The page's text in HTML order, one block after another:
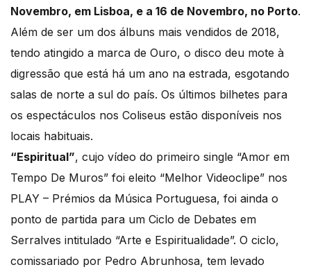
Novembro, em Lisboa, e a 16 de Novembro, no Porto.
Além de ser um dos álbuns mais vendidos de 2018,
tendo atingido a marca de Ouro, o disco deu mote à
digressão que está há um ano na estrada, esgotando
salas de norte a sul do país. Os últimos bilhetes para
os espectáculos nos Coliseus estão disponíveis nos
locais habituais.
“Espiritual”, cujo vídeo do primeiro single “Amor em
Tempo De Muros” foi eleito “Melhor Videoclipe” nos
PLAY – Prémios da Música Portuguesa, foi ainda o
ponto de partida para um Ciclo de Debates em
Serralves intitulado “Arte e Espiritualidade”. O ciclo,
comissariado por Pedro Abrunhosa, tem levado